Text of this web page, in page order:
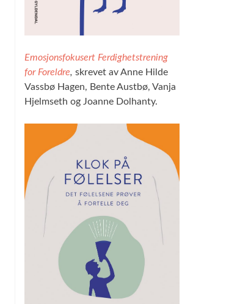
Emosjonsfokusert Ferdighetstrening
for Foreldre, skrevet av Anne Hilde
Vassbø Hagen, Bente Austbø, Vanja
Hjelmseth og Joanne Dolhanty.